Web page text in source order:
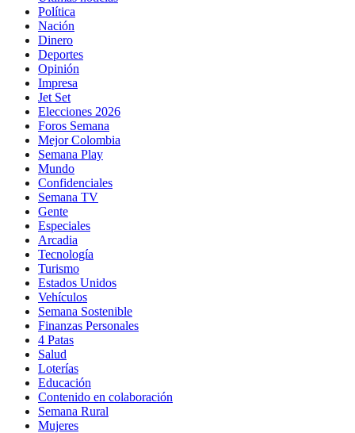
Política
Nación
Dinero
Deportes
Opinión
Impresa
Jet Set
Elecciones 2026
Foros Semana
Mejor Colombia
Semana Play
Mundo
Confidenciales
Semana TV
Gente
Especiales
Arcadia
Tecnología
Turismo
Estados Unidos
Vehículos
Semana Sostenible
Finanzas Personales
4 Patas
Salud
Loterías
Educación
Contenido en colaboración
Semana Rural
Mujeres